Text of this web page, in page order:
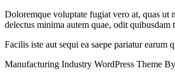
Doloremque voluptate fugiat vero at, quas ut
delectus minima autem quae, odit
Facilis iste aut sequi ea saepe pariatur
Manufacturing Industry WordPress Theme